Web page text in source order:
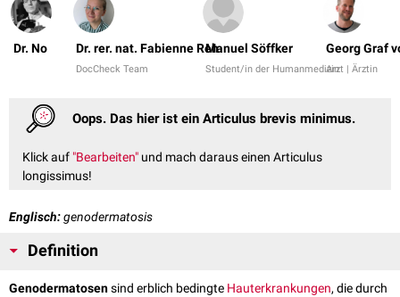
Dr. No Dr. rer. nat. Fabienne Reh
DocCheck Team
Manuel Söffker
Student/in der Humanmedizin
Georg Graf
Arzt | Ärztin
Oops. Das hier ist ein Articulus brevis minimus.
Klick auf "Bearbeiten" und mach daraus einen Articulus
longissimus!
Englisch:genodermatosis
Definition
Genodermatosensind erblich bedingte Hauterkrankungen, die durch